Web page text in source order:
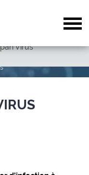
(hors dengue)
Virus